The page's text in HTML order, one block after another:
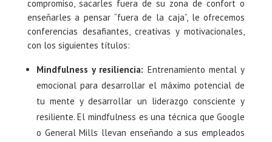
compromiso, sacarles fuera de su zona de confort o
enseñarles a pensar “fuera de la caja”, le ofrecemos
conferencias desafiantes, creativas y motivacionales,
con los siguientes títulos:
Mindfulness y resiliencia: Entrenamiento mental y
emocional para desarrollar el máximo potencial de
tu mente y desarrollar un liderazgo consciente y
resiliente. El mindfulness es una técnica que Google
o General Mills llevan enseñando a sus empleados